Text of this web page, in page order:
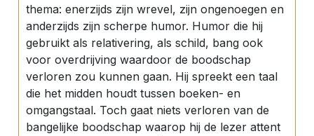
thema: enerzijds zijn wrevel, zijn ongenoegen en
anderzijds zijn scherpe humor. Humor die hij
gebruikt als relativering, als schild, bang ook
voor overdrijving waardoor de boodschap
verloren zou kunnen gaan. Hij spreekt een taal
die het midden houdt tussen boeken- en
omgangstaal. Toch gaat niets verloren van de
bangelijke boodschap waarop hij de lezer attent